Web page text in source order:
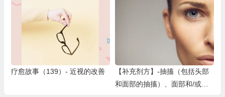
疼痛（一）
疗愈故事（139）- 近视的改善
【补充剂方】-抽搐（包括头部
和面部的抽搐）、面部和/或头